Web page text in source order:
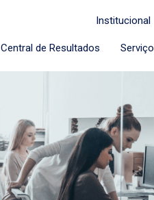
Institucional
Central de Resultados